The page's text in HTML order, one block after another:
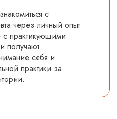
с
через личный опыт
с практикующими
получают
себя и
практики за